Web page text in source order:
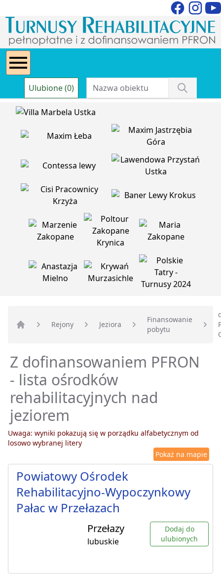
Ulubione (0)
Rejony Jeziora
Finansowanie
pobytu
Z dofinansowaniem PFRON
- lista ośrodków
rehabilitacyjnych nad
jeziorem
Uwaga: wyniki pokazują się w porządku alfabetycznym od
losowo wybranej litery
Pokaż na mapie
Powiatowy Ośrodek
Rehabilitacyjno-Wypoczynkowy
Pałac w Przełazach
Przełazy
lubuskie
Dodaj do
ulubionych